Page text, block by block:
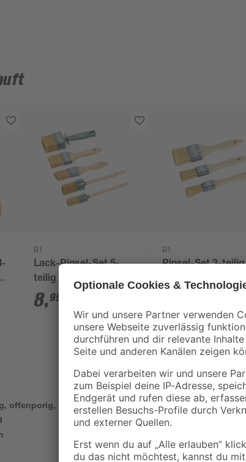
B1
Lack-Pinsel-Set 5-
teilig
8,99
B1
Pinsel-Set 3-teilig
offenporig, atmungsaktiv